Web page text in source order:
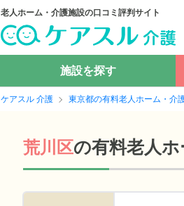
老人ホーム・介護施設の口コミ評判サイト
施設を探す
ケアスル 介護 東京都の有料老人ホーム・介
荒川区の有料老人